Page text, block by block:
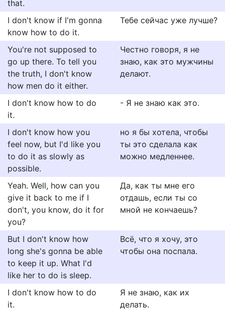
that.
I don't know if I'm gonna
know how to do it.
Тебе сейчас уже лучше?
You're not supposed to
go up there. To tell you
the truth, I don't know
how men do it either.
Честно говоря, я не
знаю, как это мужчины
делают.
I don't know how to do
it.
- Я не знаю как это.
I don't know how you
feel now, but I'd like you
to do it as slowly as
possible.
но я бы хотела, чтобы
ты это сделала как
можно медленнее.
Yeah. Well, how can you
give it back to me if I
don't, you know, do it for
you?
Да, как ты мне его
отдашь, если ты со
мной не кончаешь?
But I don't know how
long she's gonna be able
to keep it up. What I'd
like her to do is sleep.
Всё, что я хочу, это
чтобы она поспала.
I don't know how to do
it.
Я не знаю, как их
делать.